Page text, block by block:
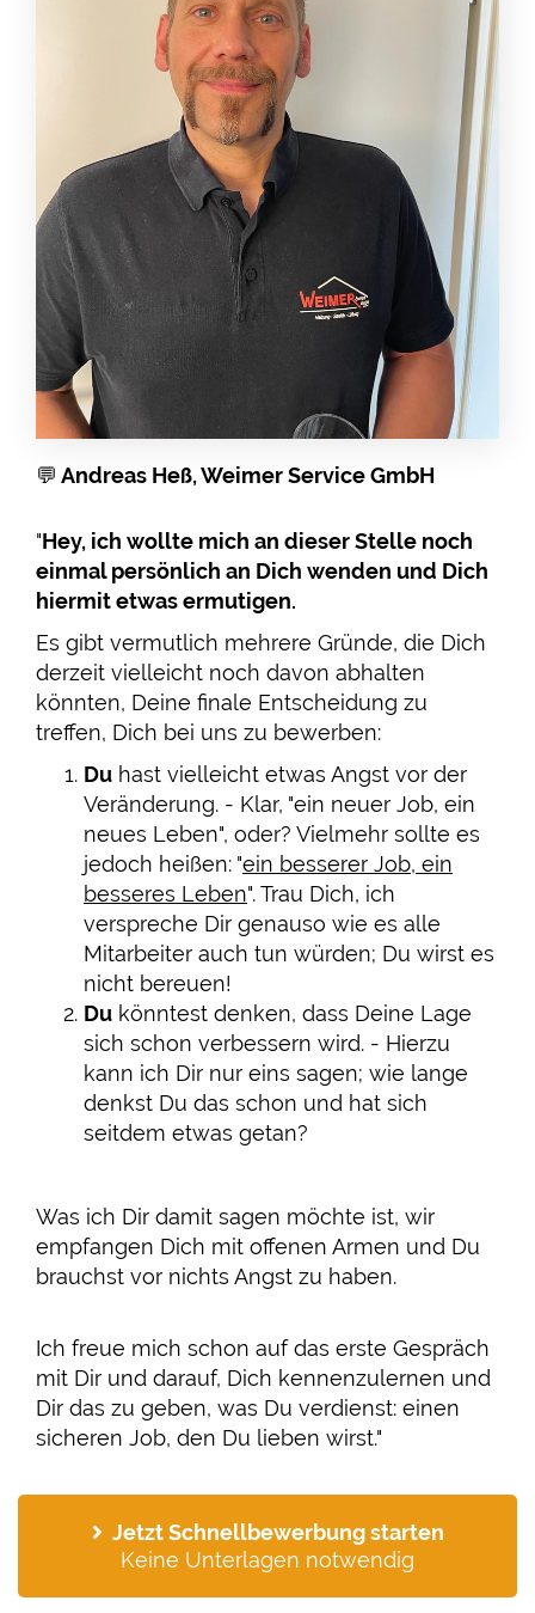
💬 Andreas Heß, Weimer Service GmbH
"Hey, ich wollte mich an dieser Stelle noch
einmal persönlich an Dich wenden und Dich
hiermit etwas ermutigen.
Es gibt vermutlich mehrere Gründe, die Dich
derzeit vielleicht noch davon abhalten
könnten, Deine finale Entscheidung zu
treffen, Dich bei uns zu bewerben:
Du hast vielleicht etwas Angst vor der
Veränderung. - Klar, "ein neuer Job, ein
neues Leben", oder? Vielmehr sollte es
jedoch heißen: "ein besserer Job, ein
besseres Leben". Trau Dich, ich
verspreche Dir genauso wie es alle
Mitarbeiter auch tun würden; Du wirst es
nicht bereuen!
Du könntest denken, dass Deine Lage
sich schon verbessern wird. - Hierzu
kann ich Dir nur eins sagen; wie lange
denkst Du das schon und hat sich
seitdem etwas getan?
Was ich Dir damit sagen möchte ist, wir
empfangen Dich mit offenen Armen und Du
brauchst vor nichts Angst zu haben.
Ich freue mich schon auf das erste Gespräch
mit Dir und darauf, Dich kennenzulernen und
Dir das zu geben, was Du verdienst: einen
sicheren Job, den Du lieben wirst."
Jetzt Schnellbewerbung starten
Keine Unterlagen notwendig